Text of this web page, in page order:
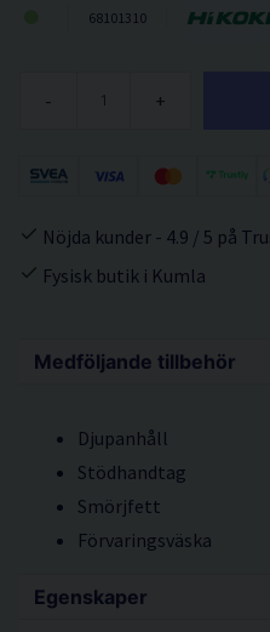
Medföljande tillbehör
Djupanhåll
Stödhandtag
Smörjfett
Förvaringsväska
Egenskaper
68101310
- +
Nöjda kunder - 4.9 / 5 på
Fysisk butik i Kumla